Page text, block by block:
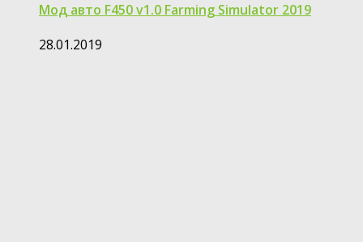
Мод авто F450 v1.0 Farming Simulator 2019
28.01.2019